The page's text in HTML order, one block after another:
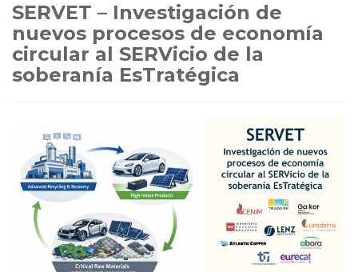
SERVET – Investigación de
nuevos procesos de economía
circular al SERVicio de la
soberanía EsTratégica